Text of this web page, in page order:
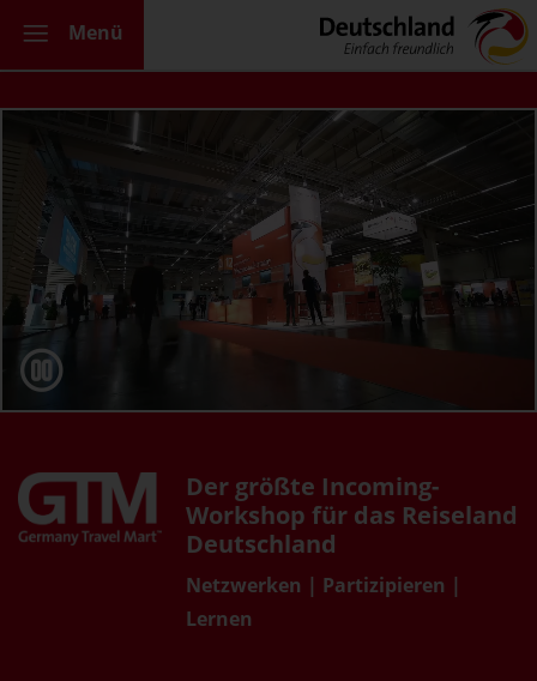
Menü
Der größte Incoming-
Workshop für das Reiseland
Deutschland
Netzwerken | Partizipieren |
Lernen